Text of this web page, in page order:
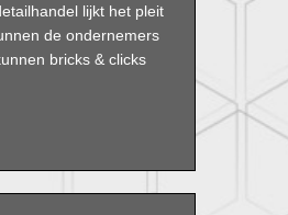
lijkt het pleit
de ondernemers
bricks & clicks